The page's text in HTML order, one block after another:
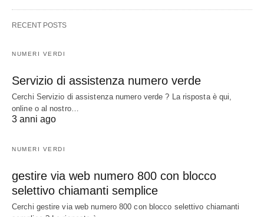
RECENT POSTS
NUMERI VERDI
Servizio di assistenza numero verde
Cerchi Servizio di assistenza numero verde ? La risposta è qui,
online o al nostro…
3 anni ago
NUMERI VERDI
gestire via web numero 800 con blocco
selettivo chiamanti semplice
Cerchi gestire via web numero 800 con blocco selettivo chiamanti